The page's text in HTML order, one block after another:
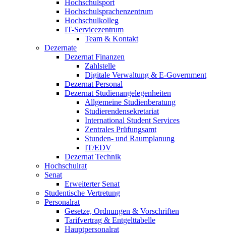
Hochschulsport
Hochschulsprachenzentrum
Hochschulkolleg
IT-Servicezentrum
Team & Kontakt
Dezernate
Dezernat Finanzen
Zahlstelle
Digitale Verwaltung & E-Government
Dezernat Personal
Dezernat Studienangelegenheiten
Allgemeine Studienberatung
Studierendensekretariat
International Student Services
Zentrales Prüfungsamt
Stunden- und Raumplanung
IT/EDV
Dezernat Technik
Hochschulrat
Senat
Erweiterter Senat
Studentische Vertretung
Personalrat
Gesetze, Ordnungen & Vorschriften
Tarifvertrag & Entgelttabelle
Hauptpersonalrat